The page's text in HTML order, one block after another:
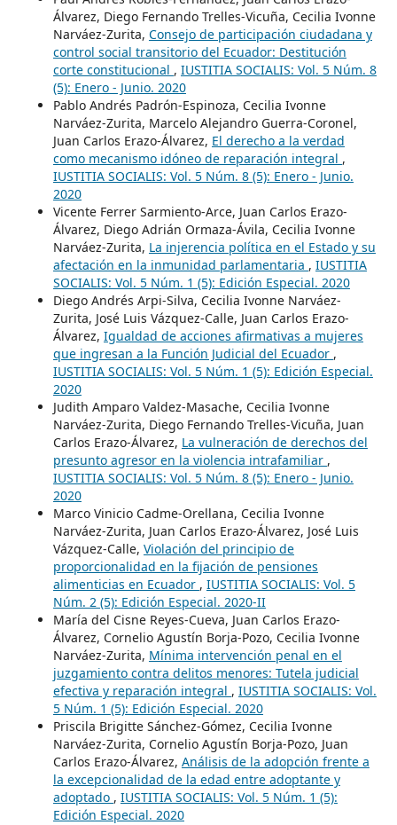
Álvarez, Diego Fernando Trelles-Vicuña, Cecilia Ivonne
Narváez-Zurita, Consejo de participación ciudadana y
control social transitorio del Ecuador: Destitución
corte constitucional , IUSTITIA SOCIALIS: Vol. 5 Núm. 8
(5): Enero - Junio. 2020
Pablo Andrés Padrón-Espinoza, Cecilia Ivonne
Narváez-Zurita, Marcelo Alejandro Guerra-Coronel,
Juan Carlos Erazo-Álvarez, El derecho a la verdad
como mecanismo idóneo de reparación integral ,
IUSTITIA SOCIALIS: Vol. 5 Núm. 8 (5): Enero - Junio.
2020
Vicente Ferrer Sarmiento-Arce, Juan Carlos Erazo-
Álvarez, Diego Adrián Ormaza-Ávila, Cecilia Ivonne
Narváez-Zurita, La injerencia política en el Estado y su
afectación en la inmunidad parlamentaria , IUSTITIA
SOCIALIS: Vol. 5 Núm. 1 (5): Edición Especial. 2020
Diego Andrés Arpi-Silva, Cecilia Ivonne Narváez-
Zurita, José Luis Vázquez-Calle, Juan Carlos Erazo-
Álvarez, Igualdad de acciones afirmativas a mujeres
que ingresan a la Función Judicial del Ecuador ,
IUSTITIA SOCIALIS: Vol. 5 Núm. 1 (5): Edición Especial.
2020
Judith Amparo Valdez-Masache, Cecilia Ivonne
Narváez-Zurita, Diego Fernando Trelles-Vicuña, Juan
Carlos Erazo-Álvarez, La vulneración de derechos del
presunto agresor en la violencia intrafamiliar ,
IUSTITIA SOCIALIS: Vol. 5 Núm. 8 (5): Enero - Junio.
2020
Marco Vinicio Cadme-Orellana, Cecilia Ivonne
Narváez-Zurita, Juan Carlos Erazo-Álvarez, José Luis
Vázquez-Calle, Violación del principio de
proporcionalidad en la fijación de pensiones
alimenticias en Ecuador , IUSTITIA SOCIALIS: Vol. 5
Núm. 2 (5): Edición Especial. 2020-II
María del Cisne Reyes-Cueva, Juan Carlos Erazo-
Álvarez, Cornelio Agustín Borja-Pozo, Cecilia Ivonne
Narváez-Zurita, Mínima intervención penal en el
juzgamiento contra delitos menores: Tutela judicial
efectiva y reparación integral , IUSTITIA SOCIALIS: Vol.
5 Núm. 1 (5): Edición Especial. 2020
Priscila Brigitte Sánchez-Gómez, Cecilia Ivonne
Narváez-Zurita, Cornelio Agustín Borja-Pozo, Juan
Carlos Erazo-Álvarez, Análisis de la adopción frente a
la excepcionalidad de la edad entre adoptante y
adoptado , IUSTITIA SOCIALIS: Vol. 5 Núm. 1 (5):
Edición Especial. 2020